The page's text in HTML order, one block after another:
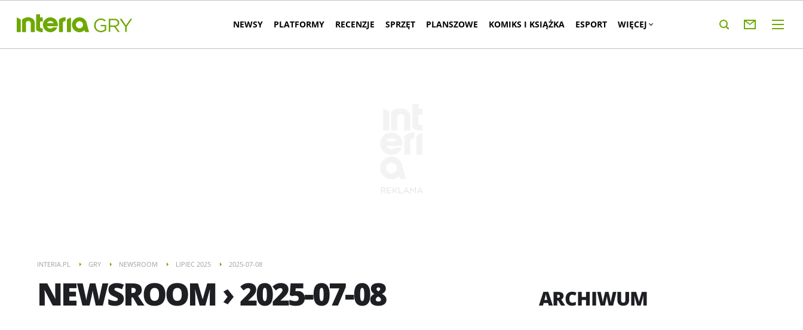
NEWSY PLATFORMY RECENZJE SPRZĘT PLANSZOWE KOMIKS I KSIĄŻKA ESPORT WIĘCEJ
INTERIA.PL GRY NEWSROOM LIPIEC 2025 2025-07-08
NEWSROOM › 2025-07-08 ARCHIWUM